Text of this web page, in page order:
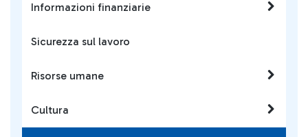
Informazioni finanziarie
Sicurezza sul lavoro
Risorse umane
Cultura